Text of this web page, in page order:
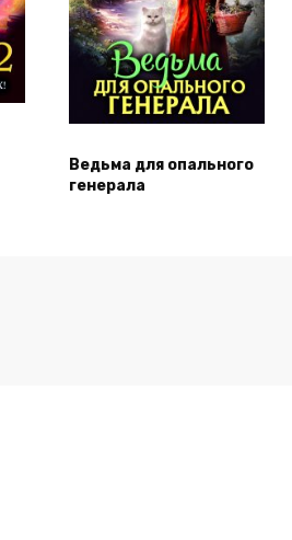
Ведьма для опального
генерала